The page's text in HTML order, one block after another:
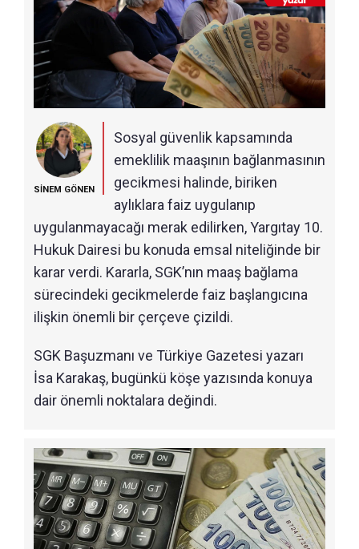
SİNEM GÖNEN
Sosyal güvenlik kapsamında
emeklilik maaşının bağlanmasının
gecikmesi halinde, biriken
aylıklara faiz uygulanıp
uygulanmayacağı merak edilirken, Yargıtay 10.
Hukuk Dairesi bu konuda emsal niteliğinde bir
karar verdi. Kararla, SGK’nın maaş bağlama
sürecindeki gecikmelerde faiz başlangıcına
ilişkin önemli bir çerçeve çizildi.
SGK Başuzmanı ve Türkiye Gazetesi yazarı
İsa Karakaş, bugünkü köşe yazısında konuya
dair önemli noktalara değindi.